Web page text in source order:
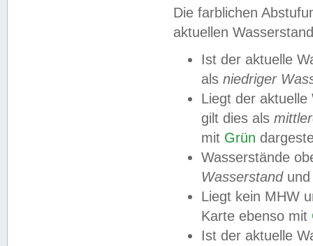
Die farblichen
aktuellen
Ist der aktuelle
als niedriger
Liegt der
gilt dies als
mit Grün
Wasserstände
Wasserstandund
Liegt kein MHW
Karte ebenso mit
Ist der aktuelle